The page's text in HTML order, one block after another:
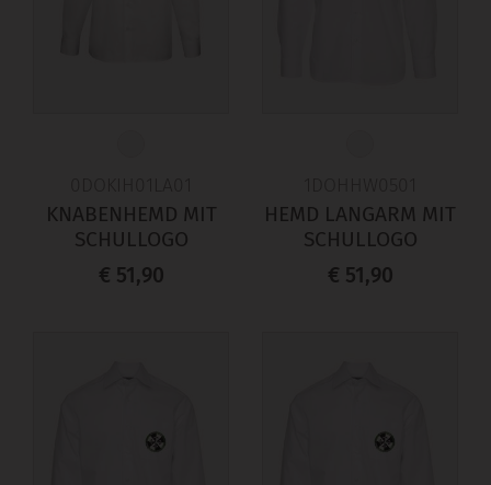
KNABENHEMD MIT
SCHULLOGO
€ 51,90
HEMD LANGARM MIT
SCHULLOGO
€ 51,90